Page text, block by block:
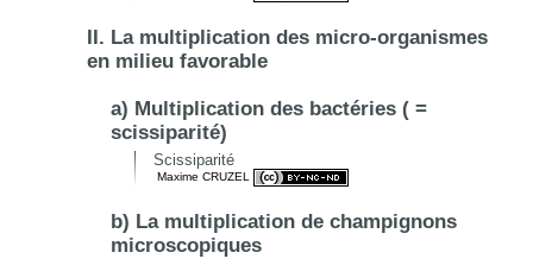
II. La multiplication des micro-organismes
en milieu favorable
a) Multiplication des bactéries ( =
scissiparité)
Scissiparité
Maxime CRUZEL
b) La multiplication de champignons
microscopiques